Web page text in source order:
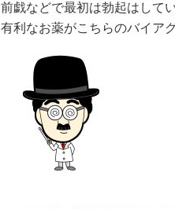
前戯などで最初は勃起はして
有利なお薬がこちらのバイア